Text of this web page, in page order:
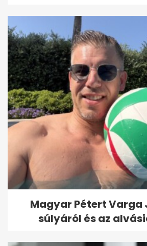
Magyar Pétert Varga
súlyáról és az